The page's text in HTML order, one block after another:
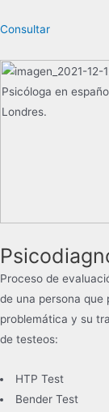
Consultar
Proceso de
de una persona que
problemática y su
de testeos:
HTP Test
Bender Test